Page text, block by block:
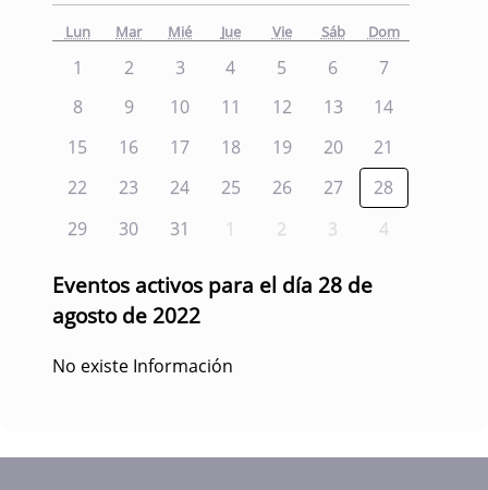
Lun Mar Mié Jue Vie Sáb Dom
1 2 3 4 5 6
7
8
9 10 11 12 13
14
15
16 17 18 19 20
21
22
23 24 25 26 27
28
29
30 31 1 2 3 4
Eventos activos para el día 28 de
agosto de 2022
No existe Información